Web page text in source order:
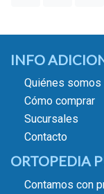
INFO
Quiénes somos
Cómo comprar
Sucursales
Contacto
ORTOPEDIA
Contamos con